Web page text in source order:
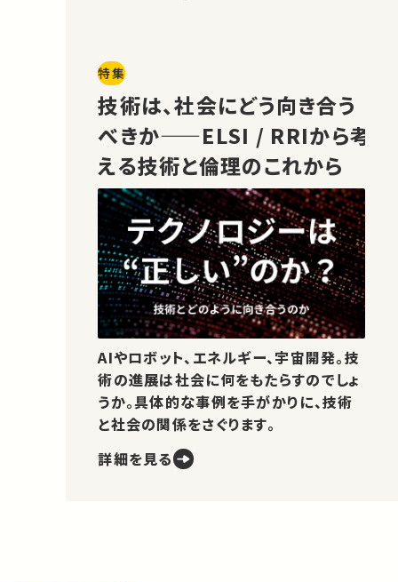
特集
技術は、社会にどう向き合う
べきか——ELSI / RRIから考
える技術と倫理のこれから
AIやロボット、エネルギー、宇宙開発。技
術の進展は社会に何をもたらすのでしょ
うか。具体的な事例を手がかりに、技術
と社会の関係をさぐります。
詳細を見る